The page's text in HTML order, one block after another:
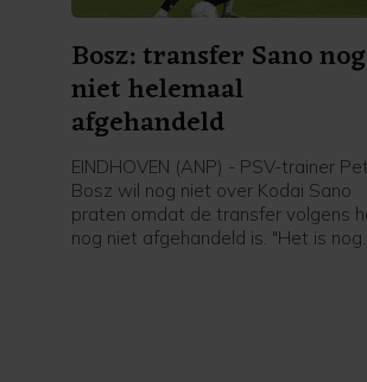
Bosz: transfer Sano nog
niet helemaal
afgehandeld
EINDHOVEN (ANP) - PSV-trainer
Bosz wil nog niet over Kodai Sano
praten omdat de transfer volgens
nog niet afgehandeld is. "Het is nog